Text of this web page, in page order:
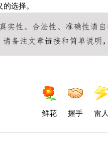
选择。
鲜花 握手 雷